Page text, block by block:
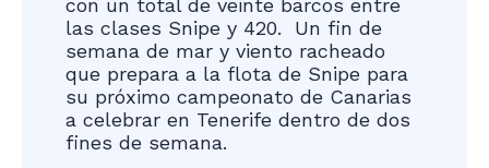
con un total de veinte barcos entre
las clases Snipe y 420. Un fin de
semana de mar y viento racheado
que prepara a la flota de Snipe para
su próximo campeonato de Canarias
a celebrar en Tenerife dentro de dos
fines de semana.